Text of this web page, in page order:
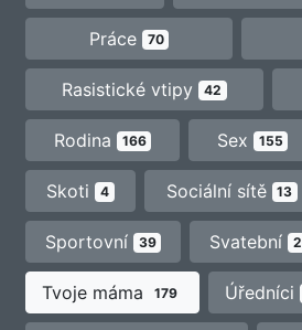
Práce 70
Rasistické vtipy 42
Rodina 166 Sex 155
Skoti 4 Sociální sítě 13
Sportovní 39 Svatební 2
Tvoje máma 179 Úředníci